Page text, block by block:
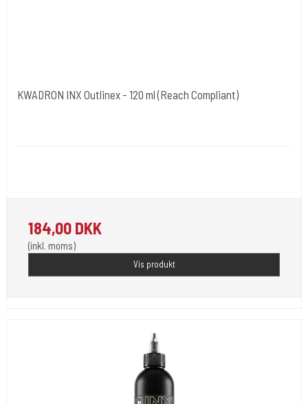
KWADRON INX Outlinex - 120 ml (Reach Compliant)
184,00 DKK
(inkl. moms)
Vis produkt